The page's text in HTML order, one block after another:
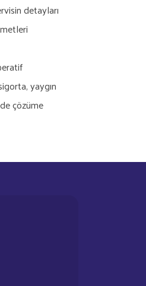
detayları
yaygın
çözüme